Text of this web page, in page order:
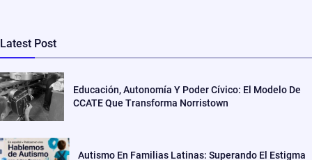
Latest Post
Educación, Autonomía Y Poder Cívico: El Modelo De
CCATE Que Transforma Norristown
Autismo En Familias Latinas: Superando El Estigma